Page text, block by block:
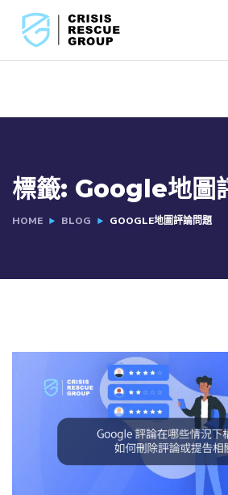
標籤: Google地圖
HOME BLOG GOOGLE地圖評論問題